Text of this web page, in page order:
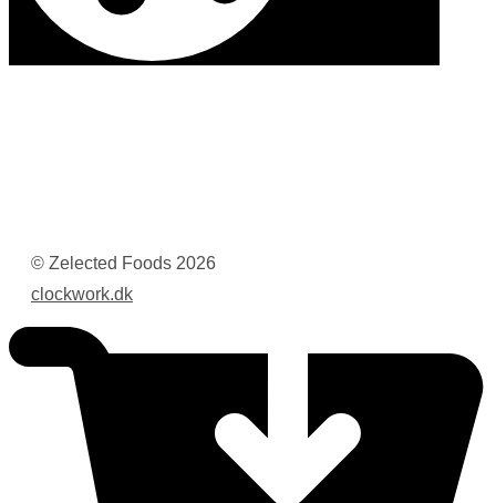
© Zelected Foods 2026
clockwork.dk